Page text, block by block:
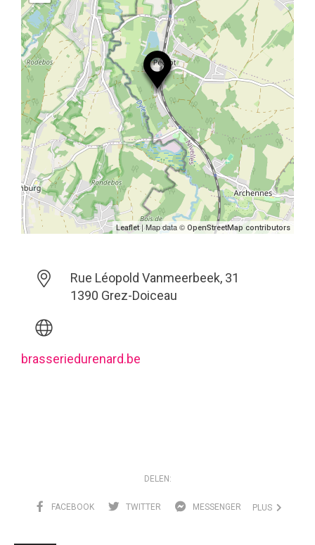
Leaflet| Map data © OpenStreetMap contributors
Rue Léopold Vanmeerbeek, 31
1390 Grez-Doiceau
brasseriedurenard.be
DELEN:
FACEBOOK TWITTER MESSENGER PLUS